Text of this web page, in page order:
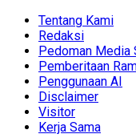
Tentang Kami
Redaksi
Pedoman Media
Pemberitaan
Penggunaan AI
Disclaimer
Visitor
Kerja Sama